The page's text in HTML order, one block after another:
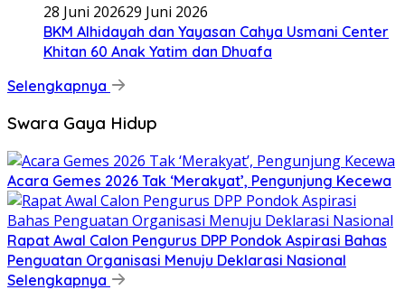
28 Juni 202629 Juni 2026
BKM Alhidayah dan Yayasan Cahya Usmani Center
Khitan 60 Anak Yatim dan Dhuafa
Selengkapnya
Swara Gaya Hidup
Acara Gemes 2026 Tak ‘Merakyat’, Pengunjung Kecewa
Rapat Awal Calon Pengurus DPP Pondok Aspirasi Bahas
Penguatan Organisasi Menuju Deklarasi Nasional
Selengkapnya